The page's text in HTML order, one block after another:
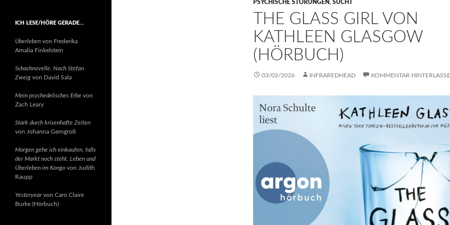
PSYCHISCHE STÖRUNGEN, SUCHT
THE GLASS GIRL VON
KATHLEEN GLASGOW
(HÖRBUCH)
03/02/2026 INFRAREDHEAD KOMMENTAR
ICH LESE/HÖRE GERADE…
Überleben von Frederika
Amalia Finkelstein
Schachnovelle. Nach Stefan
Zweig von David Sala
Mein psychedelisches Erbe von
Zach Leary
Stark durch krisenhafte Zeiten
von Johanna Gerngroß
Morgen gehe ich einkaufen, falls
der Markt noch steht. Leben und
Überleben im Kongo von Judith
Raupp
Yesteryearvon Caro Claire
Burke (Hörbuch)